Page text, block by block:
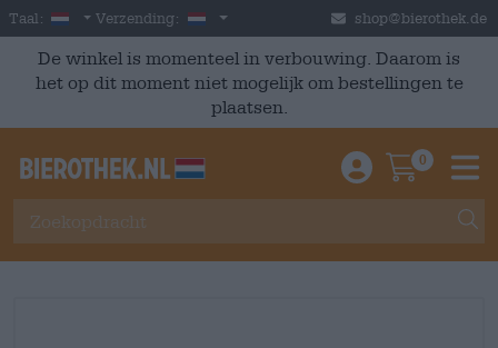
Skip to main content
Taal: Dutch
Verzending: Nederland shop@bierothek.de
De winkel is momenteel in verbouwing. Daarom is
het op dit moment niet mogelijk om bestellingen te
plaatsen.
Einloggen /
0